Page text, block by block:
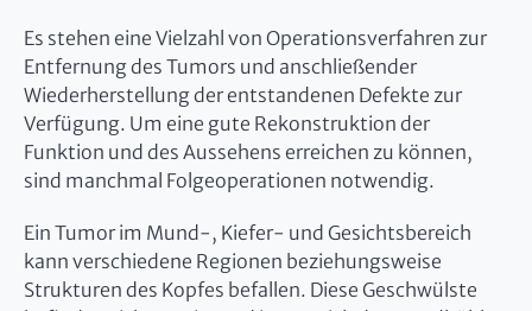
Es stehen eine Vielzahl von Operationsverfahren zur
Entfernung des Tumors und anschließender
Wiederherstellung der entstandenen Defekte zur
Verfügung. Um eine gute Rekonstruktion der
Funktion und des Aussehens erreichen zu können,
sind manchmal Folgeoperationen notwendig.
Ein Tumor im Mund-, Kiefer- und Gesichtsbereich
kann verschiedene Regionen beziehungsweise
Strukturen des Kopfes befallen. Diese Geschwülste